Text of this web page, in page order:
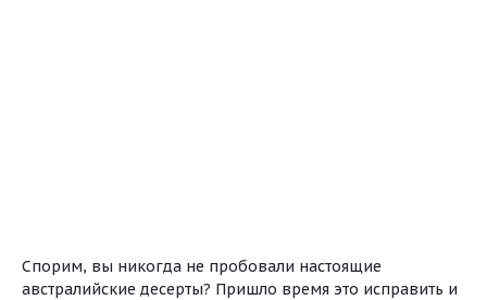
Спорим, вы никогда не пробовали настоящие
австралийские десерты? Пришло время это исправить и